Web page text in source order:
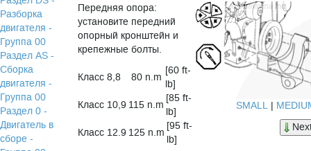
Разборка
двигателя -
Группа 00
Раздел АS -
Сборка
двигателя -
Группа 00
Раздел 0 -
Двигатель в
сборе -
Передняя опора:
установите передний
опорный кронштейн и
крепежные болты.
Класс 8,8 80 n.m
[60 ft-
lb]
Класс 10,9 115 n.m
[85 ft-
lb]
Класс 12.9 125 n.m
[95 ft-
lb]
SMALL |